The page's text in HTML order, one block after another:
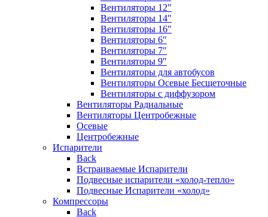
Вентиляторы 12″
Вентиляторы 14″
Вентиляторы 16″
Вентиляторы 6″
Вентиляторы 7″
Вентиляторы 9″
Вентиляторы для автобусов
Вентиляторы Осевые Бесщеточные
Вентиляторы с диффузором
Вентиляторы Радиальные
Вентиляторы Центробежные
Осевые
Центробежные
Испарители
Back
Встраиваемые Испарители
Подвесные испарители «холод-тепло»
Подвесные Испарители «холод»
Компрессоры
Back